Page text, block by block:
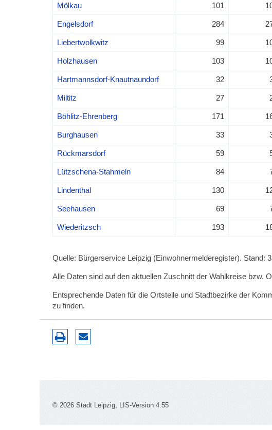
Mölkau 101
Engelsdorf 284
Liebertwolkwitz 99
Holzhausen 103
Hartmannsdorf-Knautnaundorf 32
Miltitz 27
Böhlitz-Ehrenberg 171
Burghausen 33
Rückmarsdorf 59
Lützschena-Stahmeln 84
Lindenthal 130
Seehausen 69
Wiederitzsch 193
Quelle: Bürgerservice Leipzig (Einwohnermelderegister). Stand:
Alle Daten sind auf den aktuellen Zuschnitt der Wahlkreise bzw.
Entsprechende Daten für die Ortsteile und Stadtbezirke der
zu finden.
© 2026 Stadt Leipzig, LIS-Version 4.55